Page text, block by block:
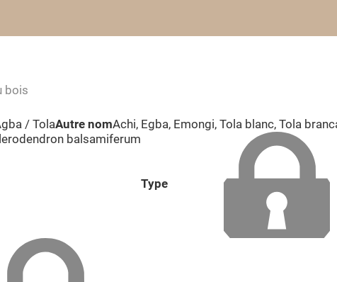
bois
/ TolaAutre nomAchi, Egba, Emongi, Tola blanc, Tola
balsamiferum
Type